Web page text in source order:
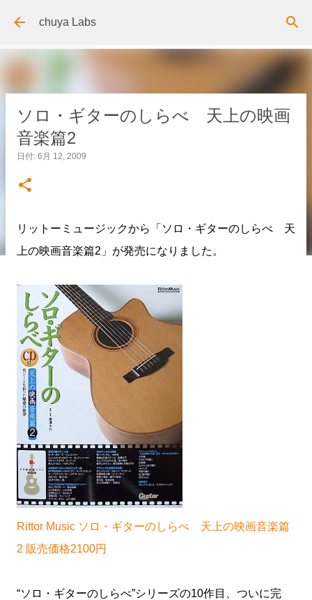
スキップしてメイン コンテンツに移動
chuya Labs
ソロ・ギターのしらべ 天上の映画
音楽篇2
日付: 6月 12, 2009
リットーミュージックから「ソロ・ギターのしらべ 天
上の映画音楽篇2」が発売になりました。
Rittor Music ソロ・ギターのしらべ 天上の映画音楽篇
2 販売価格2100円
“ソロ・ギターのしらべ”シリーズの10作目、ついに完